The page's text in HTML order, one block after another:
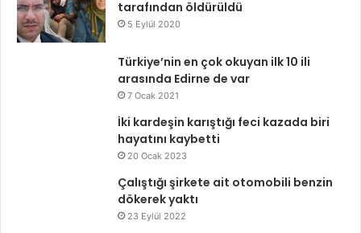
tarafından öldürüldü
5 Eylül 2020
Türkiye’nin en çok okuyan ilk 10 ili
arasında Edirne de var
7 Ocak 2021
İki kardeşin karıştığı feci kazada biri
hayatını kaybetti
20 Ocak 2023
Çalıştığı şirkete ait otomobili benzin
dökerek yaktı
23 Eylül 2022